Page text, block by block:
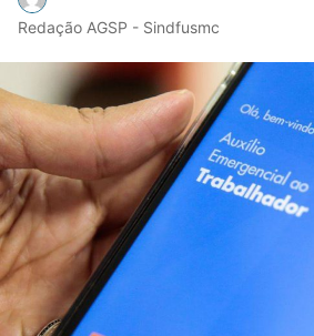
Redação AGSP - Sindfusmc